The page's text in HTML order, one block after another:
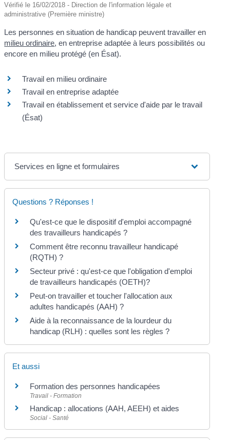
Vérifié le 16/02/2018 - Direction de l'information légale et
administrative (Première ministre)
Les personnes en situation de handicap peuvent travailler en
milieu ordinaire, en entreprise adaptée à leurs possibilités ou
encore en milieu protégé (en Ésat).
Travail en milieu ordinaire
Travail en entreprise adaptée
Travail en établissement et service d'aide par le travail
(Ésat)
Services en ligne et formulaires
Questions ? Réponses !
Qu'est-ce que le dispositif d'emploi accompagné
des travailleurs handicapés ?
Comment être reconnu travailleur handicapé
(RQTH) ?
Secteur privé : qu'est-ce que l'obligation d'emploi
de travailleurs handicapés (OETH)?
Peut-on travailler et toucher l'allocation aux
adultes handicapés (AAH) ?
Aide à la reconnaissance de la lourdeur du
handicap (RLH) : quelles sont les règles ?
Et aussi
Formation des personnes handicapées
Travail - Formation
Handicap : allocations (AAH, AEEH) et aides
Social - Santé